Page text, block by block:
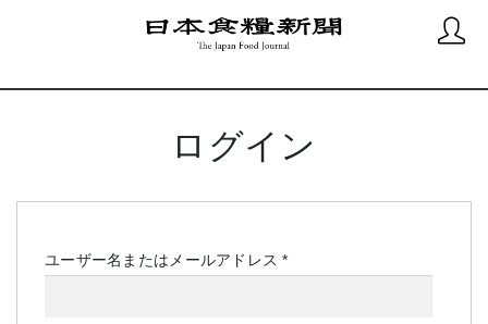
ログイン
ユーザー名またはメールアドレス*必